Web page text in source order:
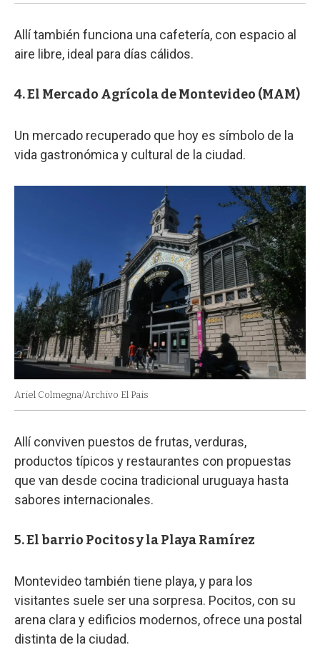
Allí también funciona una cafetería, con espacio al
aire libre, ideal para días cálidos.
4. El Mercado Agrícola de Montevideo (MAM)
Un mercado recuperado que hoy es símbolo de la
vida gastronómica y cultural de la ciudad.
Ariel Colmegna/Archivo El Pais
Allí conviven puestos de frutas, verduras,
productos típicos y restaurantes con propuestas
que van desde cocina tradicional uruguaya hasta
sabores internacionales.
5. El barrio Pocitos y la Playa Ramírez
Montevideo también tiene playa, y para los
visitantes suele ser una sorpresa. Pocitos, con su
arena clara y edificios modernos, ofrece una postal
distinta de la ciudad.